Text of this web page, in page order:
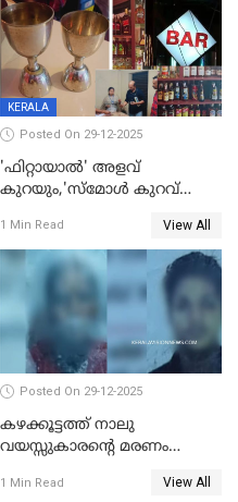
KERALA
Posted On 29-12-2025
'ഫിറ്റായാൽ' അളവ്
കുറയും,'സ്‌മോൾ കുറവ്
പിഴ
1 Min Read View All
Posted On 29-12-2025
കഴക്കൂട്ടത്ത് നാലു
വയസ്സുകാരന്റെ മരണം
സുഹൃത്തും പൊലീസ്
1 Min Read View All